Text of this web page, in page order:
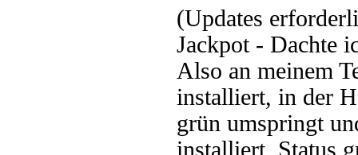
(Updates
Jackpot - Dachte
Also an meinem
installiert, in der
grün umspringt
installiert, Status